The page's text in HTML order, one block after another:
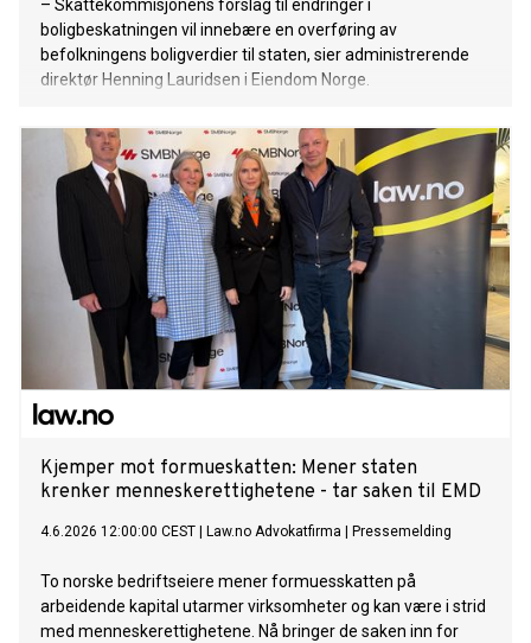
– Skattekommisjonens forslag til endringer i
boligbeskatningen vil innebære en overføring av
befolkningens boligverdier til staten, sier administrerende
direktør Henning Lauridsen i Eiendom Norge.
Kjemper mot formueskatten: Mener staten
krenker menneskerettighetene - tar saken til EMD
4.6.2026 12:00:00 CEST Law.no Advokatfirma Pressemelding
To norske bedriftseiere mener formuesskatten på
arbeidende kapital utarmer virksomheter og kan være i strid
med menneskerettighetene. Nå bringer de saken inn for